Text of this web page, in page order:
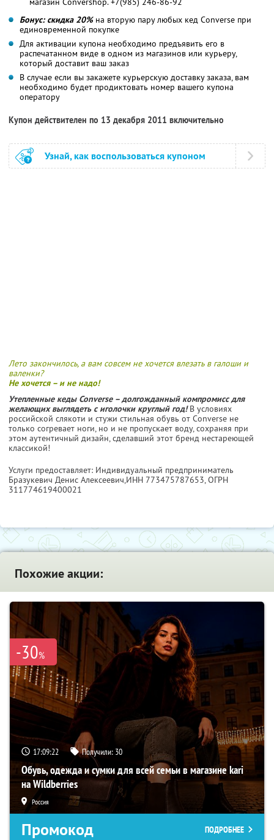
Бонус: скидка 20%на вторую пару любых кед Converse при
единовременной покупке
Для активации купона необходимо предъявить его в
распечатанном виде в одном из магазинов или курьеру,
который доставит ваш заказ
В случае если вы закажете курьерскую доставку заказа, вам
необходимо будет продиктовать номер вашего купона
оператору
Купон действителен по 13 декабря 2011 включительно
Узнай, как воспользоваться купоном
Лето закончилось, а вам совсем не хочется влезать в галоши и
валенки?
Не хочется – и не надо!
Утепленные кеды Converse – долгожданный компромисс для
желающих выглядеть с иголочки круглый год!В условиях
российской слякоти и стужи стильная обувь от Converse не
только согревает ноги, но и не пропускает воду, сохраняя при
этом аутентичный дизайн, сделавший этот бренд нестареющей
классикой!
Услуги предоставляет: Индивидуальный предприниматель
Бразукевич Денис Алексеевич,ИНН 773475787653, ОГРН
311774619400021
Похожие акции:
-30%
17:09:21 Получили: 30
Обувь, одежда и сумки для всей семьи в магазине kari
на Wildberries
Россия
Промокод ПОДРОБНЕЕ